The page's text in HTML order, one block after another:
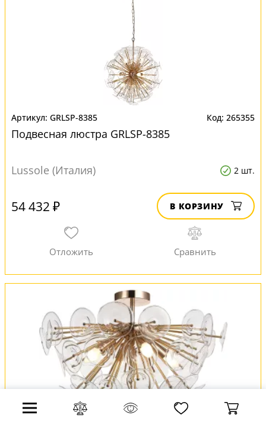
GRLSP-8385 265355
Подвесная люстра GRLSP-8385
Lussole (Италия) 2 шт.
54 432 ₽ В КОРЗИНУ